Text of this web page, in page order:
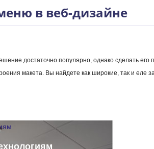
Word и Excel
в веб-дизайне
достаточно популярно, однако сделать
макета. Вы найдете как широкие, так и